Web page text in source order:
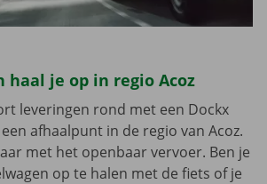
haal je op in regio Acoz
leveringen rond met een Dockx
afhaalpunt in de regio van Acoz.
met het openbaar vervoer. Ben je
op te halen met de fiets of je